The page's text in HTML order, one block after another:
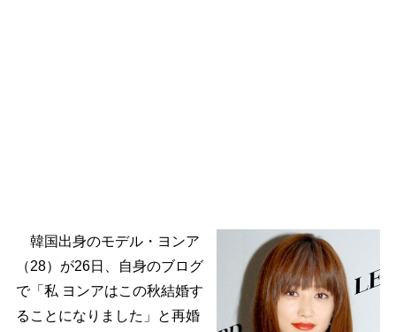
韓国出身のモデル・ヨンア
（28）が26日、自身のブログ
で「私 ヨンアはこの秋結婚す
ることになりました」と再婚